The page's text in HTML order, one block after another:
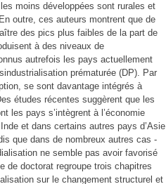
moins développées sont rurales et
outre, ces auteurs montrent que de
des pics plus faibles de la part de
à des niveaux de
autrefois les pays actuellement
prématurée (DP). Par
se sont davantage intégrés à
études récentes suggèrent que les
les pays s’intègrent à l’économie
et dans certains autres pays d’Asie
que dans de nombreux autres cas -
ne semble pas avoir favorisé
de doctorat regroupe trois chapitres
sur le changement structurel et